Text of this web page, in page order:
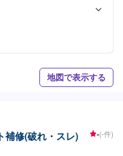
地図で表示する
補修(破れ・スレ) -(-件)